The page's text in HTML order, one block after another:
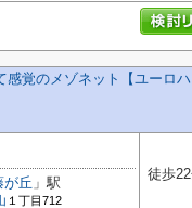
感覚のメゾネット【ユーロ
が丘 」駅
１丁目712
徒歩